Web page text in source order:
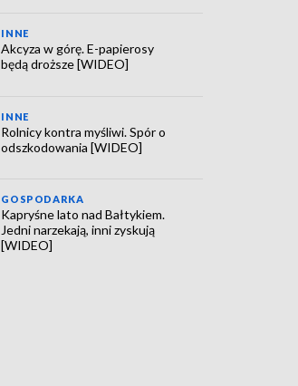
INNE
Akcyza w górę. E-papierosy
będą droższe [WIDEO]
INNE
Rolnicy kontra myśliwi. Spór o
odszkodowania [WIDEO]
GOSPODARKA
Kapryśne lato nad Bałtykiem.
Jedni narzekają, inni zyskują
[WIDEO]